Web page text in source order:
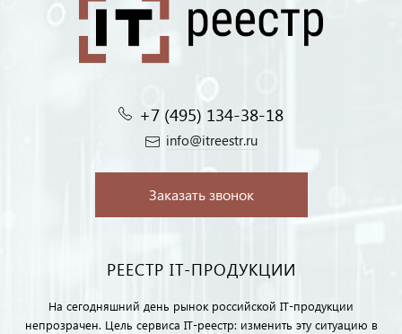
+7 (495) 134-38-18‬
info@itreestr.ru
Заказать звонок
РЕЕСТР IT-ПРОДУКЦИИ
На сегодняшний день рынок российской IT-продукции
непрозрачен. Цель сервиса IT-реестр: изменить эту ситуацию в